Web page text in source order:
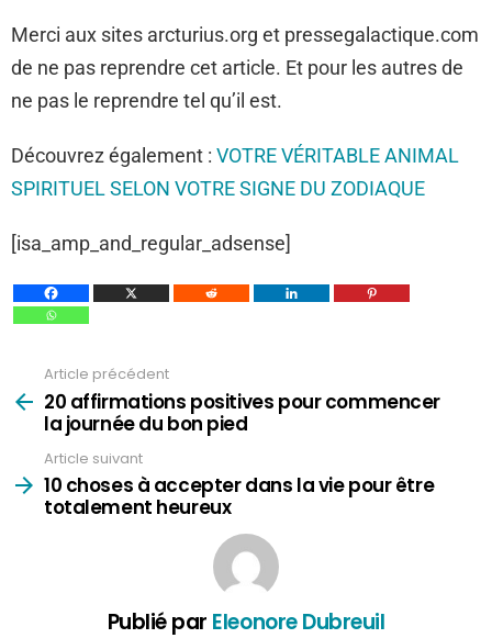
Merci aux sites arcturius.org et pressegalactique.com
de ne pas reprendre cet article. Et pour les autres de
ne pas le reprendre tel qu’il est.
Découvrez également : VOTRE VÉRITABLE ANIMAL
SPIRITUEL SELON VOTRE SIGNE DU ZODIAQUE
[isa_amp_and_regular_adsense]
plus
Article précédent
20 affirmations positives pour commencer
la journée du bon pied
Article suivant
10 choses à accepter dans la vie pour être
totalement heureux
Publié par Eleonore Dubreuil